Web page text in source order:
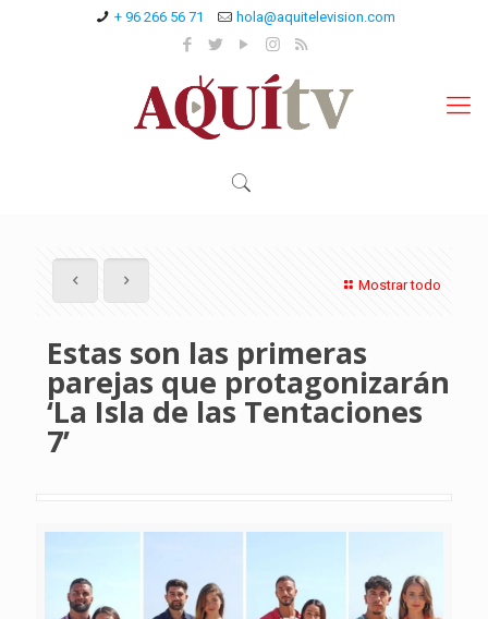
+ 96 266 56 71 hola@aquitelevision.com
Mostrar todo
Estas son las primeras
parejas que protagonizarán
‘La Isla de las Tentaciones
7’